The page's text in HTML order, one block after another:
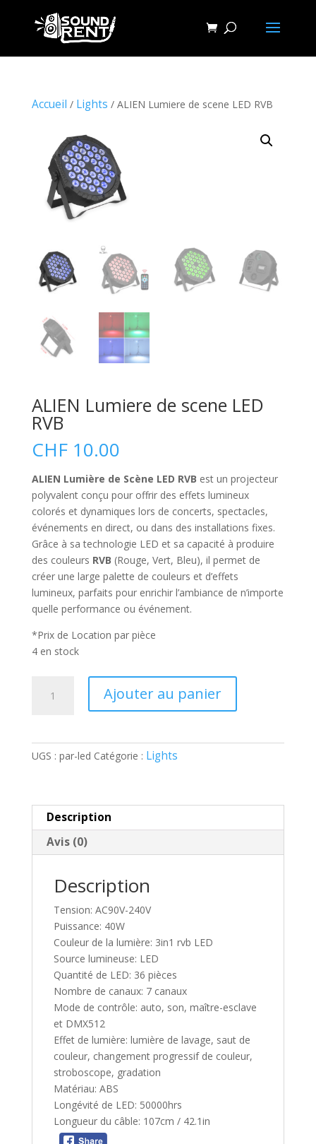
Accueil / Lights / ALIEN Lumiere de scene LED RVB
ALIEN Lumiere de scene LED
RVB
CHF10.00
ALIEN Lumière de Scène LED RVB est un projecteur
polyvalent conçu pour offrir des effets lumineux
colorés et dynamiques lors de concerts, spectacles,
événements en direct, ou dans des installations fixes.
Grâce à sa technologie LED et sa capacité à produire
des couleurs RVB (Rouge, Vert, Bleu), il permet de
créer une large palette de couleurs et d’effets
lumineux, parfaits pour enrichir l’ambiance de n’importe
quelle performance ou événement.
*Prix de Location par pièce
4 en stock
Ajouter au panier
v
UGS : par-led Catégorie : Lights
Description
Avis (0)
Description
Tension: AC90V-240V
Puissance: 40W
Couleur de la lumière: 3in1 rvb LED
Source lumineuse: LED
Quantité de LED: 36 pièces
Nombre de canaux: 7 canaux
Mode de contrôle: auto, son, maître-esclave
et DMX512
Effet de lumière: lumière de lavage, saut de
couleur, changement progressif de couleur,
stroboscope, gradation
Matériau: ABS
Longévité de LED: 50000hrs
Longueur du câble: 107cm / 42.1in